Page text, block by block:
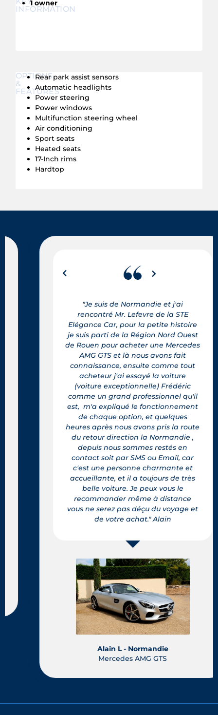
INFORMATION
1 owner
OPTIONS
&
FEATURES
Rear park assist sensors
Automatic headlights
Power steering
Power windows
Multifunction steering wheel
Air conditioning
Sport seats
Heated seats
17-Inch rims
Hardtop
Alain L - Normandie
Mercedes AMG GTS
"Je suis de Normandie et j'ai
rencontré Mr. Lefevre de la STE
Elégance Car, pour la petite histoire
je suis parti de la Région Nord Ouest
de Rouen pour acheter une Mercedes
AMG GTS et là nous avons fait
connaissance, ensuite comme tout
acheteur j'ai essayé la voiture
(voiture exceptionnelle) Frédéric
comme un grand professionnel qu'il
est, m'a expliqué le fonctionnement
de chaque option, et quelques
heures après nous avons pris la route
du retour direction la Normandie ,
depuis nous sommes restés en
contact soit par SMS ou Email, car
c'est une personne charmante et
accueillante, et il a toujours de très
belle voiture. Je peux vous le
recommander même à distance
vous ne serez pas déçu du voyage et
de votre achat." Alain